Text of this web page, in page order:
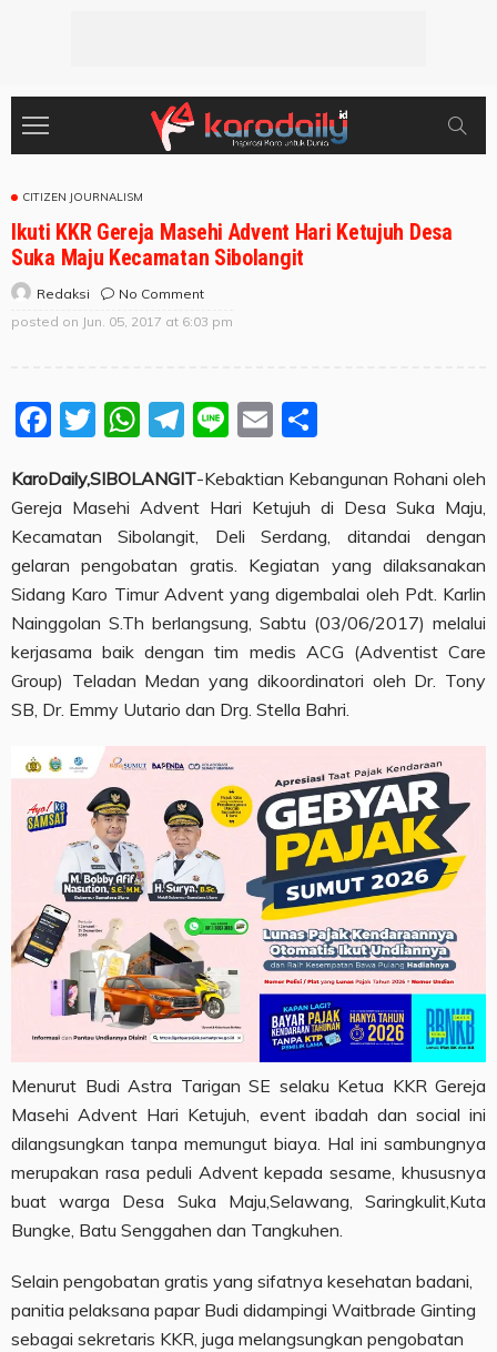
CITIZEN JOURNALISM
Ikuti KKR Gereja Masehi Advent Hari Ketujuh Desa
Suka Maju Kecamatan Sibolangit
Redaksi
No Comment
posted on Jun. 05, 2017 at 6:03 pm
Facebook
Twitter
WhatsApp
Telegram
LineEmail
KaroDaily,SIBOLANGIT-Kebaktian Kebangunan Rohani oleh
Gereja Masehi Advent Hari Ketujuh di Desa Suka Maju,
Kecamatan Sibolangit, Deli Serdang, ditandai dengan
gelaran pengobatan gratis. Kegiatan yang dilaksanakan
Sidang Karo Timur Advent yang digembalai oleh Pdt. Karlin
Nainggolan S.Th berlangsung, Sabtu (03/06/2017) melalui
kerjasama baik dengan tim medis ACG (Adventist Care
Group) Teladan Medan yang dikoordinatori oleh Dr. Tony
SB, Dr. Emmy Uutario dan Drg. Stella Bahri.
Menurut Budi Astra Tarigan SE selaku Ketua KKR Gereja
Masehi Advent Hari Ketujuh, event ibadah dan social ini
dilangsungkan tanpa memungut biaya. Hal ini sambungnya
merupakan rasa peduli Advent kepada sesame, khususnya
buat warga Desa Suka Maju,Selawang, Saringkulit,Kuta
Bungke, Batu Senggahen dan Tangkuhen.
Selain pengobatan gratis yang sifatnya kesehatan badani,
panitia pelaksana papar Budi didampingi Waitbrade Ginting
sebagai sekretaris KKR, juga melangsungkan pengobatan